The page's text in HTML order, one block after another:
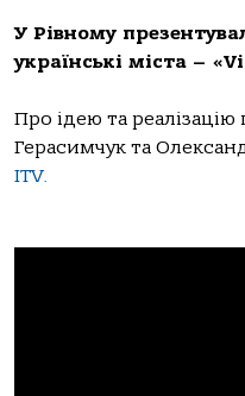
У Рівному
українські міста –
Про ідею та
Герасимчук та
ITV.